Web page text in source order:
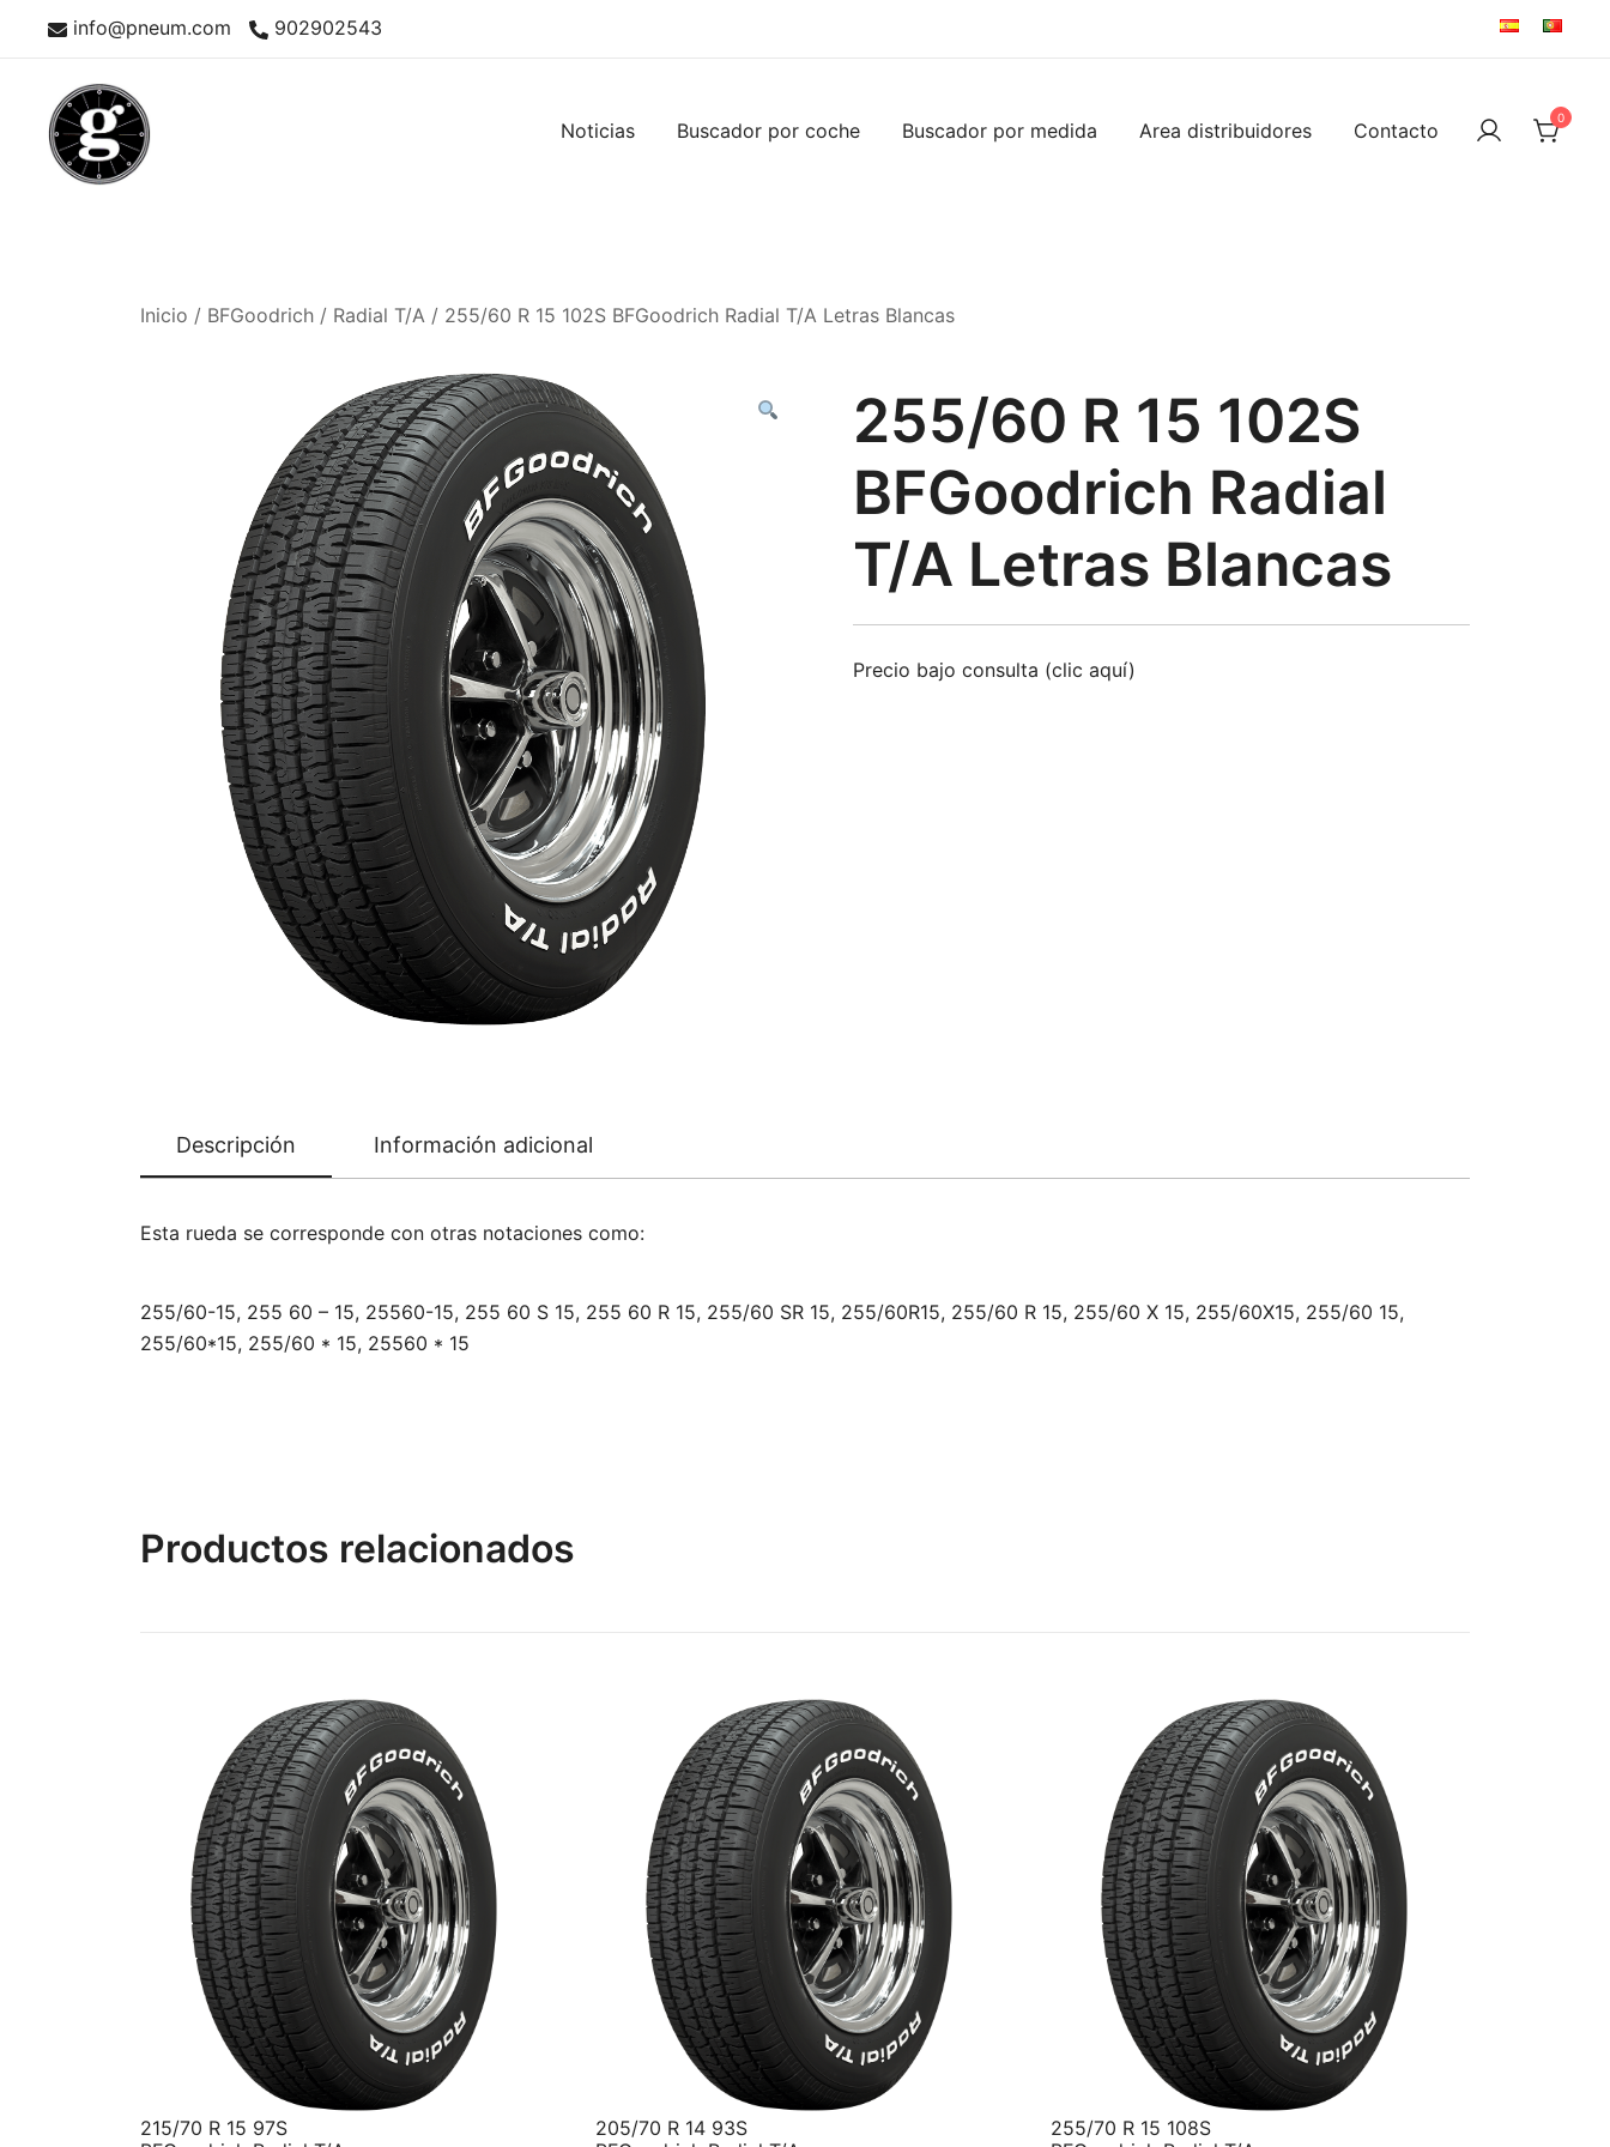
info@pneum.com 902902543
Noticias Buscador por coche Buscador por medida Area distribuidores Contacto
0
Inicio / BFGoodrich / Radial T/A / 255/60 R 15 102S BFGoodrich Radial T/A Letras Blancas
255/60 R 15 102S
BFGoodrich Radial
T/A Letras Blancas
Precio bajo consulta (clic aquí)
Descripción Información adicional
Esta rueda se corresponde con otras notaciones como:
255/60-15, 255 60 – 15, 25560-15, 255 60 S 15, 255 60 R 15, 255/60 SR 15, 255/60R15, 255/60 R 15, 255/60 X 15, 255/60X15, 255/60 15,
255/60*15, 255/60 * 15, 25560 * 15
Productos relacionados
215/70 R 15 97S
205/70 R 14 93S
255/70 R 15 108S